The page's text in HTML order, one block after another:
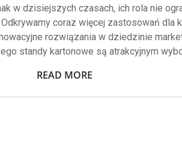
w dzisiejszych czasach, ich rola nie
coraz więcej zastosowań dla
rozwiązania w dziedzinie
standy kartonowe są atrakcyjnym
READ MORE